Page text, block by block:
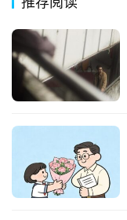
词
电
影
其
他